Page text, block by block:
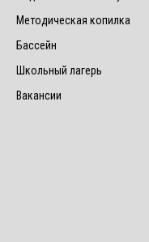
Методическая копилка
Бассейн
Школьный лагерь
Вакансии